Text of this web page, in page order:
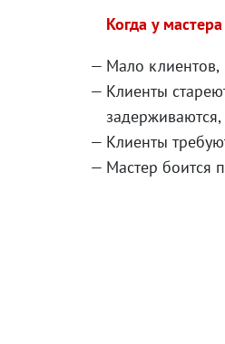
Когда у
Мало клиентов,
Клиенты
задерживаются,
Клиенты
Мастер боится